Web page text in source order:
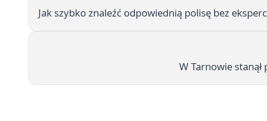
Jak szybko znaleźć odpowiednią polisę bez
W Tarnowie